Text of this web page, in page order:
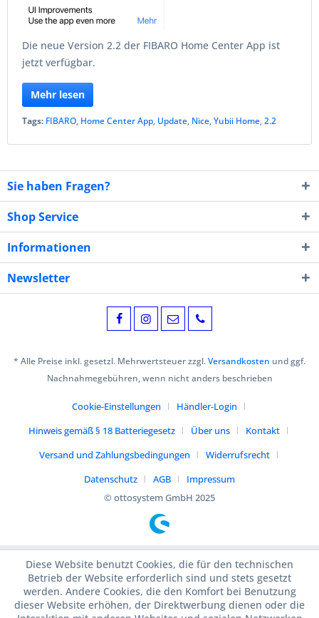
Die neue Version 2.2 der FIBARO Home Center App ist
jetzt verfügbar.
Mehr lesen
Tags: FIBARO, Home Center App, Update, Nice,Yubii Home,2.2
Sie haben Fragen?
Shop Service
Informationen
Newsletter
* Alle Preise inkl. gesetzl. Mehrwertsteuer zzgl.Versandkosten und ggf.
Nachnahmegebühren, wenn nicht anders beschrieben
Cookie-Einstellungen
Händler-Login
Hinweis gemäß § 18 Batteriegesetz
Über uns
Kontakt
Versand und Zahlungsbedingungen
Widerrufsrecht
Datenschutz
AGB
Impressum
© ottosystem GmbH 2025
Diese Website benutzt Cookies, die für den technischen
Betrieb der Website erforderlich sind und stets gesetzt
werden. Andere Cookies, die den Komfort bei Benutzung
dieser Website erhöhen, der Direktwerbung dienen oder die